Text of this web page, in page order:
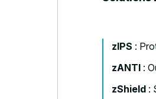
zIPS :
zANTI :
zShield :